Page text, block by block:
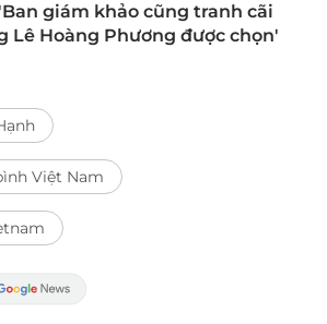
giám khảo cũng tranh cãi
Lê Hoàng Phương được chọn'
Việt Nam